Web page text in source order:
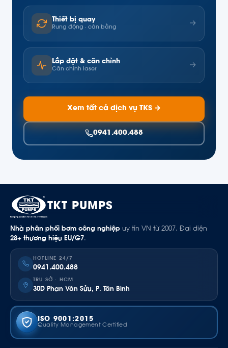
Thiết bị quay
Rung động · cân bằng →
Lắp đặt & căn chỉnh
Căn chỉnh laser →
Xem tất cả dịch vụ TKS →
0941.400.488
TKT PUMPS
Nhà phân phối bơm công nghiệp uy tín VN từ 2007. Đại diện
28+ thương hiệu EU/G7.
HOTLINE 24/7
0941.400.488
TRỤ SỞ · HCM
30D Phan Văn Sửu, P. Tân Bình
ISO 9001:2015
Quality Management Certified